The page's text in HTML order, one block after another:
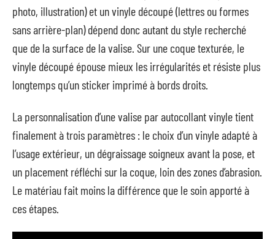
photo, illustration) et un vinyle découpé (lettres ou formes
sans arrière-plan) dépend donc autant du style recherché
que de la surface de la valise. Sur une coque texturée, le
vinyle découpé épouse mieux les irrégularités et résiste plus
longtemps qu’un sticker imprimé à bords droits.
La personnalisation d’une valise par autocollant vinyle tient
finalement à trois paramètres : le choix d’un vinyle adapté à
l’usage extérieur, un dégraissage soigneux avant la pose, et
un placement réfléchi sur la coque, loin des zones d’abrasion.
Le matériau fait moins la différence que le soin apporté à
ces étapes.